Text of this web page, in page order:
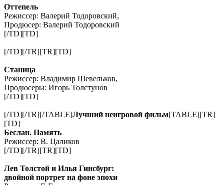
Оттепель
Режиссер: Валерий Тодоровский,
Продюсер: Валерий Тодоровский
[/TD][TD]
[/TD][/TR][TR][TD]
Станица
Режиссер: Владимир Шевельков,
Продюсеры: Игорь Толстунов
[/TD][TD]
[/TD][/TR][/TABLE]Лучший неигровой фильм[TABLE][TR]
[TD]
Беслан. Память
Режиссер: В. Цаликов
[/TD][/TR][TR][TD]
Лев Толстой и Илья Гинсбург:
двойной портрет на фоне эпохи